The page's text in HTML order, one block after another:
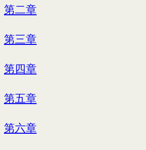
第二章
第三章
第四章
第五章
第六章